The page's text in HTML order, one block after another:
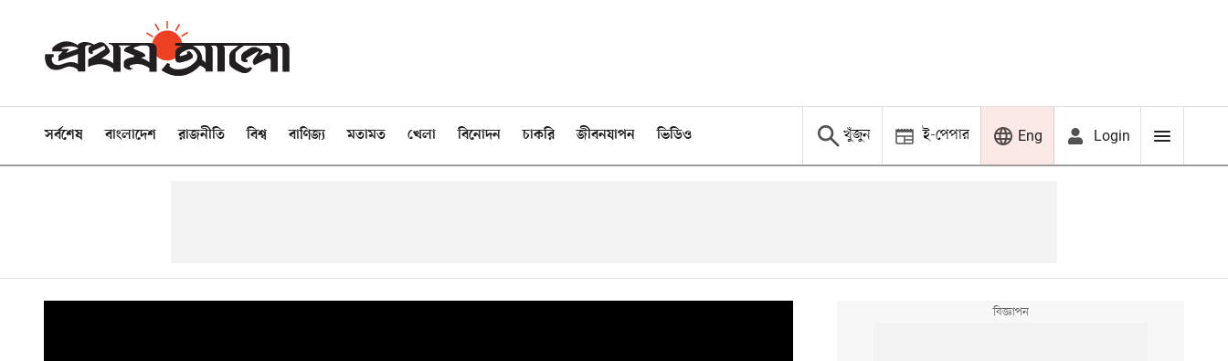
সর্বশেষ বাংলাদেশ রাজনীতি বিশ্ব বাণিজ্য মতামত খেলা বিনোদন চাকরি জীবনযাপন ভিডিও খুঁজুন ই-পেপার Eng Login